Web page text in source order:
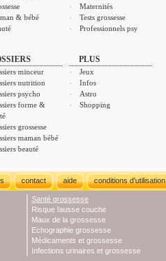
& bébé
minceur
nutrition
psycho
forme &
grossesse
maman bébé
beauté
Maternités
Tests grossesse
Professionnels psy
PLUS
Jeux
Infos
Astro
Shopping
contact aide conditions d'utilisation
Santé grossesse
Risque fausse couche
Maux de la grossesse
Echographie grossesse
Médicaments et grossesse
Infections urinaires et grossesse